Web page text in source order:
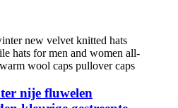
nije fluwelen